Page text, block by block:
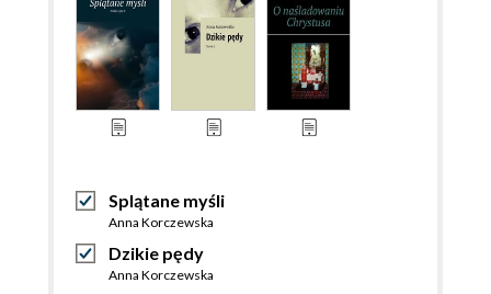
Splątane myśli
Anna Korczewska
Dzikie pędy
Anna Korczewska